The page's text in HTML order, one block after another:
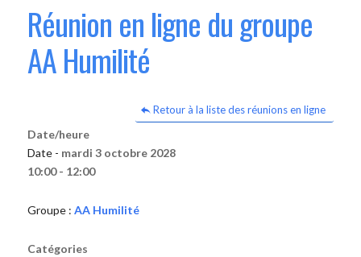
Réunion en ligne du groupe
AA Humilité
Retour à la liste des réunions en ligne
Date/heure
Date - mardi 3 octobre 2028
10:00 - 12:00
Groupe : AA Humilité
Catégories